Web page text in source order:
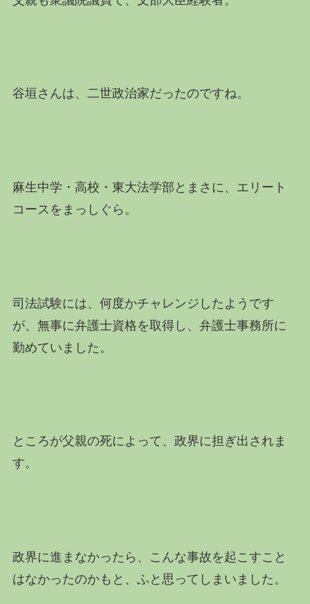
谷垣さんは、二世政治家だったのですね。
麻生中学・高校・東大法学部とまさに、エリート
コースをまっしぐら。
司法試験には、何度かチャレンジしたようです
が、無事に弁護士資格を取得し、弁護士事務所に
勤めていました。
ところが父親の死によって、政界に担ぎ出されま
す。
政界に進まなかったら、こんな事故を起こすこと
はなかったのかもと、ふと思ってしまいました。